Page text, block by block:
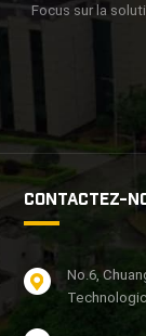
Focus sur la
CONTACTEZ-
No.6,